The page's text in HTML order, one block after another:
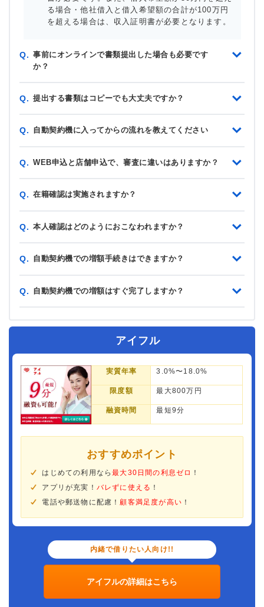
る場合・他社借入と借入希望額の合計が100万円
を超える場合は、収入証明書が必要となります。
Q. 事前にオンラインで書類提出した場合も必要です
か？
Q. 提出する書類はコピーでも大丈夫ですか？
Q. 自動契約機に入ってからの流れを教えてください
Q. WEB申込と店舗申込で、審査に違いはありますか？
Q. 在籍確認は実施されますか？
Q. 本人確認はどのようにおこなわれますか？
Q. 自動契約機での増額手続きはできますか？
Q. 自動契約機での増額はすぐ完了しますか？
アイフル
実質年率 3.0%〜18.0%
限度額 最大800万円
融資時間 最短9分
おすすめポイント
はじめての利用なら最大30日間の利息ゼロ ！
アプリが充実！ バレずに使える ！
電話や郵送物に配慮！ 顧客満足度が高い ！
内緒で借りたい人向け!!
アイフルの詳細はこちら